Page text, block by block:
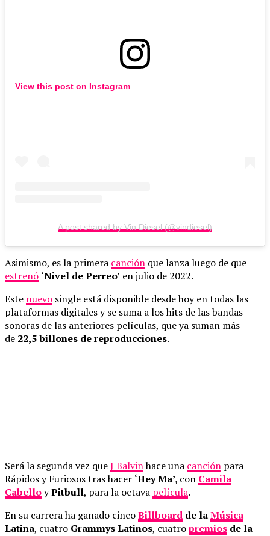
View this post on Instagram
A post shared by Vin Diesel (@vindiesel)
Asimismo, es la primera canción que lanza luego de que
estrenó ‘Nivel de Perreo’ en julio de 2022.
Este nuevo single está disponible desde hoy en todas las
plataformas digitales y se suma a los hits de las bandas
sonoras de las anteriores películas, que ya suman más
de 22,5 billones de reproducciones.
Será la segunda vez queJ Balvinhace una canción para
Rápidos y Furiosos tras hacer ‘Hey Ma’, con Camila
CabelloyPitbull, para la octava película.
En su carrera ha ganado cincoBillboard de laMúsica
Latina, cuatro Grammys Latinos, cuatropremios de la